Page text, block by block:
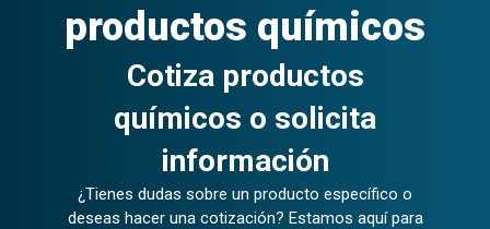
productos químicos
Cotiza productos
químicos o solicita
información
¿Tienes dudas sobre un producto específico o
deseas hacer una cotización? Estamos aquí para